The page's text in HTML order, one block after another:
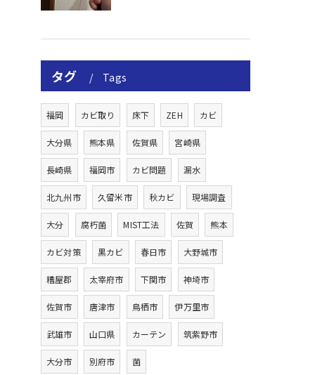
タグ Tags
福岡 カビ取り 床下 ZEH カビ
大分県 熊本県 佐賀県 宮崎県
長崎県 福岡市 カビ問題 漏水
北九州市 久留米市 秋カビ 現場調査
大分 腐朽菌 MIST工法 佐賀 熊本
カビ対策 黒カビ 春日市 大野城市
糟屋郡 太宰府市 下関市 神埼市
佐賀市 唐津市 鳥栖市 伊万里市
武雄市 山口県 カーテン 筑紫野市
大分市 別府市 菌